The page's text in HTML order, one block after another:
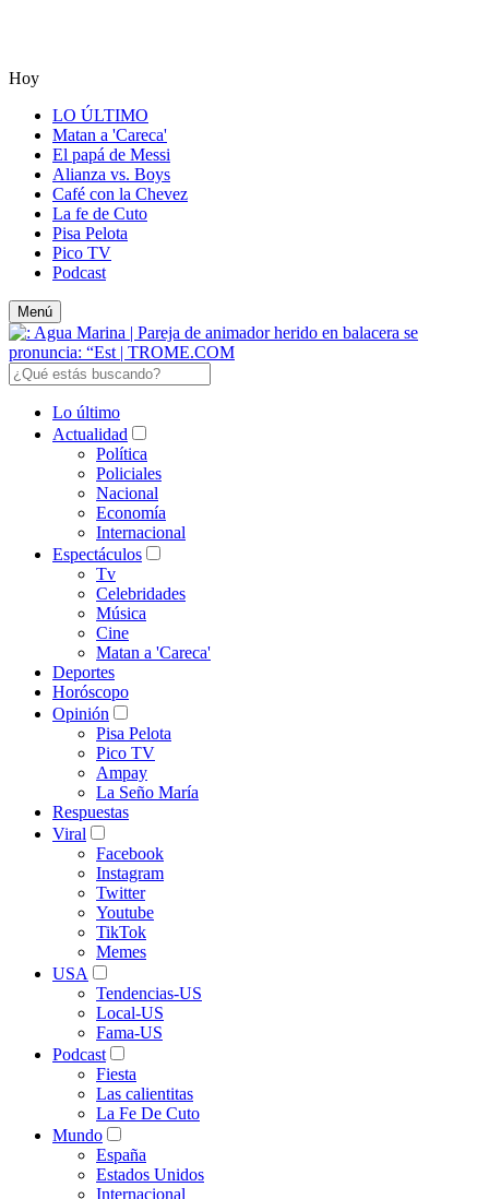
Hoy
LO ÚLTIMO
Matan a 'Careca'
El papá de Messi
Alianza vs. Boys
Café con la Chevez
La fe de Cuto
Pisa Pelota
Pico TV
Podcast
Menú
Lo último
Actualidad
Política
Policiales
Nacional
Economía
Internacional
Espectáculos
Tv
Celebridades
Música
Cine
Matan a 'Careca'
Deportes
Horóscopo
Opinión
Pisa Pelota
Pico TV
Ampay
La Seño María
Respuestas
Viral
Facebook
Instagram
Twitter
Youtube
TikTok
Memes
USA
Tendencias-US
Local-US
Fama-US
Podcast
Fiesta
Las calientitas
La Fe De Cuto
Mundo
España
Estados Unidos
Internacional